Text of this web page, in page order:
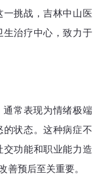
挑战，吉林中山医
治疗中心，致力于
常表现为情绪极端
状态。这种病症不
功能和职业能力造
善预后至关重要。